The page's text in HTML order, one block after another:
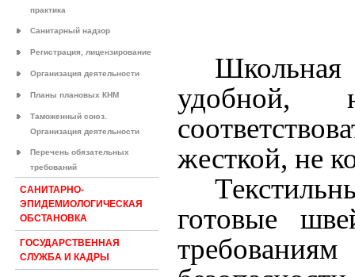
практика
Санитарный надзор
Регистрация, лицензирование
Организация деятельности
Планы плановых КНМ
Таможенный союз.
Организация деятельности
Перечень обязательных
требований
САНИТАРНО-
ЭПИДЕМИОЛОГИЧЕСКАЯ
ОБСТАНОВКА
ГОСУДАРСТВЕННАЯ
СЛУЖБА И КАДРЫ
удобной,
жесткой, не
готовые